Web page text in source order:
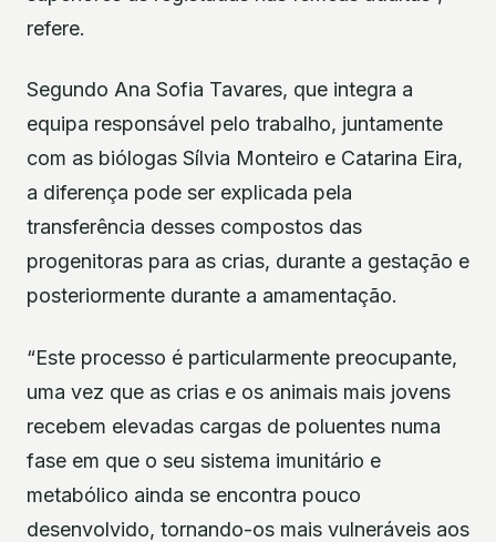
refere.
Segundo Ana Sofia Tavares, que integra a
equipa responsável pelo trabalho, juntamente
com as biólogas Sílvia Monteiro e Catarina Eira,
a diferença pode ser explicada pela
transferência desses compostos das
progenitoras para as crias, durante a gestação e
posteriormente durante a amamentação.
“Este processo é particularmente preocupante,
uma vez que as crias e os animais mais jovens
recebem elevadas cargas de poluentes numa
fase em que o seu sistema imunitário e
metabólico ainda se encontra pouco
desenvolvido, tornando-os mais vulneráveis aos